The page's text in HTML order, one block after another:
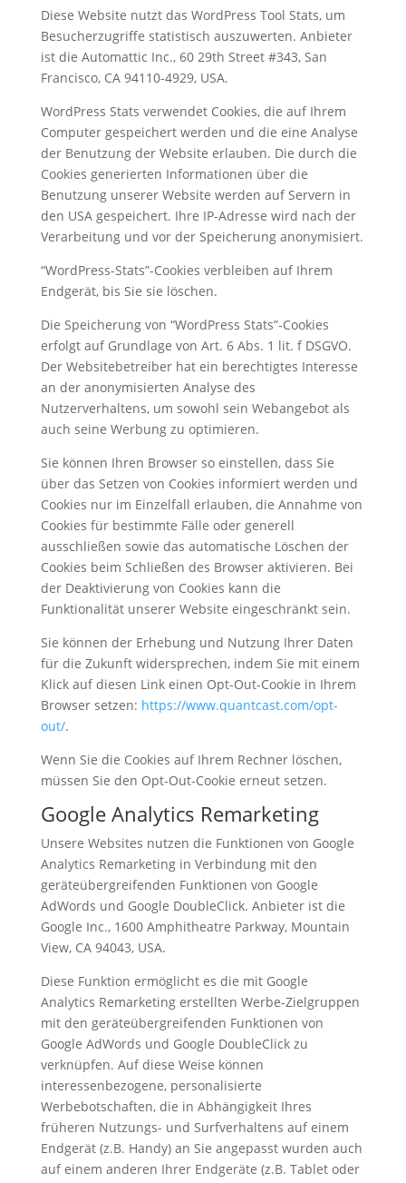
Diese Website nutzt das WordPress Tool Stats, um
Besucherzugriffe statistisch auszuwerten. Anbieter
ist die Automattic Inc., 60 29th Street #343, San
Francisco, CA 94110-4929, USA.
WordPress Stats verwendet Cookies, die auf Ihrem
Computer gespeichert werden und die eine Analyse
der Benutzung der Website erlauben. Die durch die
Cookies generierten Informationen über die
Benutzung unserer Website werden auf Servern in
den USA gespeichert. Ihre IP-Adresse wird nach der
Verarbeitung und vor der Speicherung anonymisiert.
“WordPress-Stats”-Cookies verbleiben auf Ihrem
Endgerät, bis Sie sie löschen.
Die Speicherung von “WordPress Stats”-Cookies
erfolgt auf Grundlage von Art. 6 Abs. 1 lit. f DSGVO.
Der Websitebetreiber hat ein berechtigtes Interesse
an der anonymisierten Analyse des
Nutzerverhaltens, um sowohl sein Webangebot als
auch seine Werbung zu optimieren.
Sie können Ihren Browser so einstellen, dass Sie
über das Setzen von Cookies informiert werden und
Cookies nur im Einzelfall erlauben, die Annahme von
Cookies für bestimmte Fälle oder generell
ausschließen sowie das automatische Löschen der
Cookies beim Schließen des Browser aktivieren. Bei
der Deaktivierung von Cookies kann die
Funktionalität unserer Website eingeschränkt sein.
Sie können der Erhebung und Nutzung Ihrer Daten
für die Zukunft widersprechen, indem Sie mit einem
Klick auf diesen Link einen Opt-Out-Cookie in Ihrem
Browser setzen: https://www.quantcast.com/opt-
out/.
Wenn Sie die Cookies auf Ihrem Rechner löschen,
müssen Sie den Opt-Out-Cookie erneut setzen.
Google Analytics Remarketing
Unsere Websites nutzen die Funktionen von Google
Analytics Remarketing in Verbindung mit den
geräteübergreifenden Funktionen von Google
AdWords und Google DoubleClick. Anbieter ist die
Google Inc., 1600 Amphitheatre Parkway, Mountain
View, CA 94043, USA.
Diese Funktion ermöglicht es die mit Google
Analytics Remarketing erstellten Werbe-Zielgruppen
mit den geräteübergreifenden Funktionen von
Google AdWords und Google DoubleClick zu
verknüpfen. Auf diese Weise können
interessenbezogene, personalisierte
Werbebotschaften, die in Abhängigkeit Ihres
früheren Nutzungs- und Surfverhaltens auf einem
Endgerät (z.B. Handy) an Sie angepasst wurden auch
auf einem anderen Ihrer Endgeräte (z.B. Tablet oder